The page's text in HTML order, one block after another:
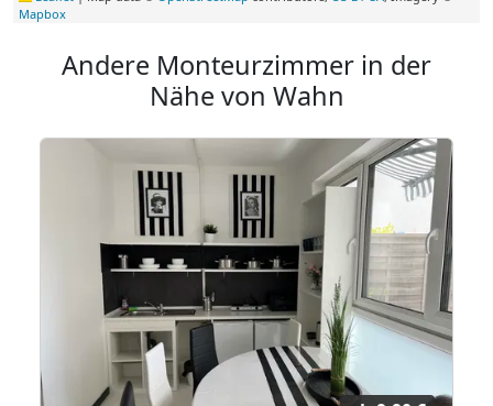
Mapbox
Andere Monteurzimmer in der
Nähe von Wahn